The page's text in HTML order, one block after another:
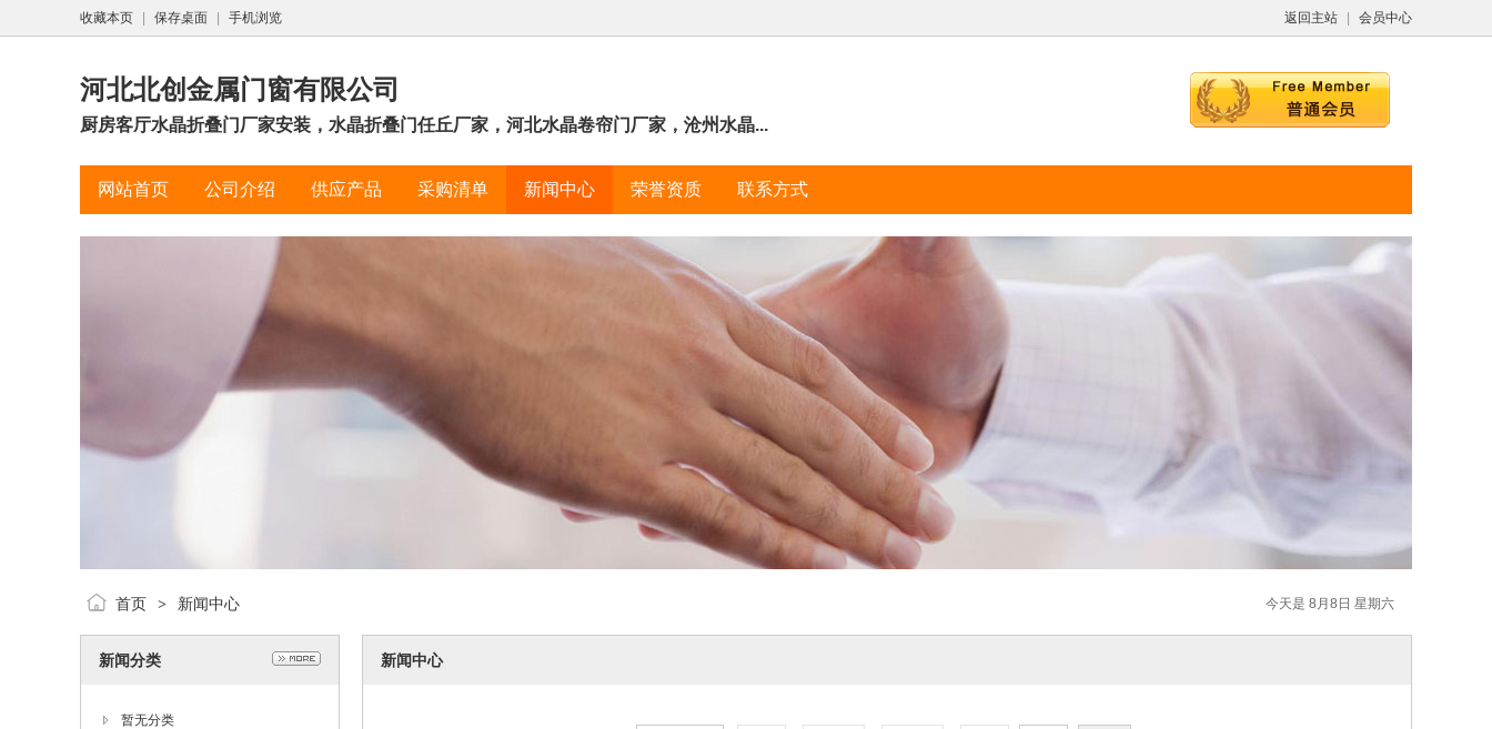
返回主站 会员中心
收藏本页 保存桌面 手机浏览
河北北创金属门窗有限公司
厨房客厅水晶折叠门厂家安装，水晶折叠门任丘厂家，河北水晶卷帘门厂家，沧州水晶...
网站首页 公司介绍 供应产品 采购清单 新闻中心 荣誉资质 联系方式
今天是 8月8日 星期六
首页 > 新闻中心
新闻分类
暂无分类
新闻中心